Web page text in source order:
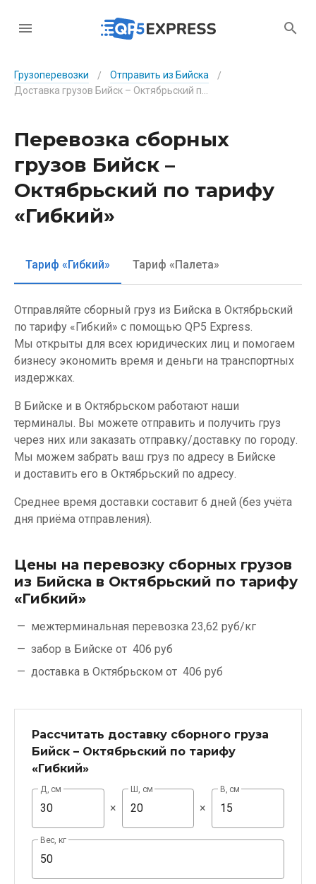
Грузоперевозки / Отправить из Бийска
/
Перевозка сборных
грузов Бийск –
Октябрьский по тарифу
«Гибкий»
Тариф «Гибкий» Тариф «Палета»
Отправляйте сборный груз из Бийска в Октябрьский
по тарифу «Гибкий» с помощью QP5 Express.
Мы открыты для всех юридических лиц и помогаем
бизнесу экономить время и деньги на транспортных
издержках.
В Бийске и в Октябрьском работают наши
терминалы. Вы можете отправить и получить груз
через них или заказать отправку/доставку по городу.
Мы можем забрать ваш груз по адресу в Бийске
и доставить его в Октябрьский по адресу.
Среднее время доставки составит 6 дней (без учёта
дня приёма отправления).
Цены на перевозку сборных грузов
из Бийска в Октябрьский по тарифу
«Гибкий»
межтерминальная перевозка 23,62 руб/кг
забор в Бийске от 406 руб
доставка в Октябрьском от 406 руб
Рассчитать доставку сборного груза
Бийск – Октябрьский по тарифу
«Гибкий»
Д, см
×
Ш, см
×
В, см
Вес, кг